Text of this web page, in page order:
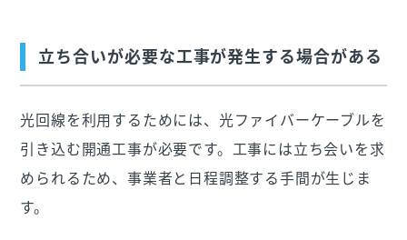
立ち合いが必要な工事が発生する場合がある
光回線を利用するためには、光ファイバーケーブルを
引き込む開通工事が必要です。工事には立ち会いを求
められるため、事業者と日程調整する手間が生じま
す。